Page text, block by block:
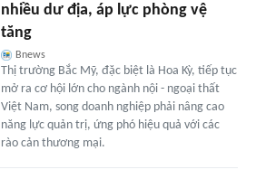
nhiều dư địa, áp lực phòng vệ
tăng
Bnews
Thị trường Bắc Mỹ, đặc biệt là Hoa Kỳ, tiếp tục
mở ra cơ hội lớn cho ngành nội - ngoại thất
Việt Nam, song doanh nghiệp phải nâng cao
năng lực quản trị, ứng phó hiệu quả với các
rào cản thương mại.